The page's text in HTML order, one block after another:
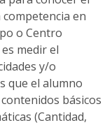
en
o Centro
medir el
y/o
que el alumno
básicos
(Cantidad,